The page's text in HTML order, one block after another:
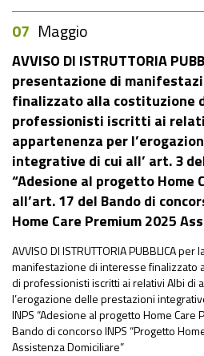
07 Maggio
AVVISO DI ISTRUTTORIA
presentazione di
finalizzato alla costituzione
professionisti iscritti ai
appartenenza per
integrative di cui all’ art. 3
“Adesione al progetto Home
all’art. 17 del Bando di
Home Care Premium 2025
AVVISO DI ISTRUTTORIA PUBBLICA
manifestazione di interesse finalizzato
di professionisti iscritti ai relativi Albi di
l’erogazione delle prestazioni
INPS “Adesione al progetto Home Care
Bando di concorso INPS “Progetto
Assistenza Domiciliare”